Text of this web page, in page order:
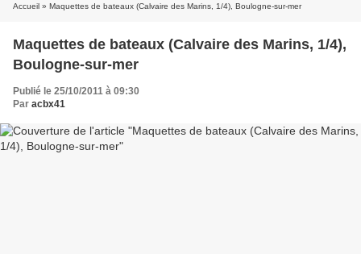
Accueil » Maquettes de bateaux (Calvaire des Marins, 1/4), Boulogne-sur-mer
Maquettes de bateaux (Calvaire des Marins, 1/4),
Boulogne-sur-mer
Publié le 25/10/2011 à 09:30
Par acbx41